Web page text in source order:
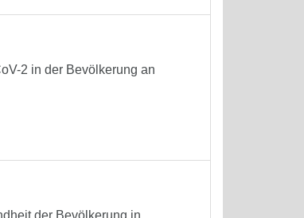
2 in der Bevölkerung an
der Bevölkerung in